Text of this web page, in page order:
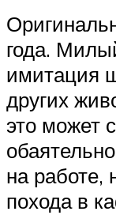
года.
имитация
других
это может
на работе,
похода в